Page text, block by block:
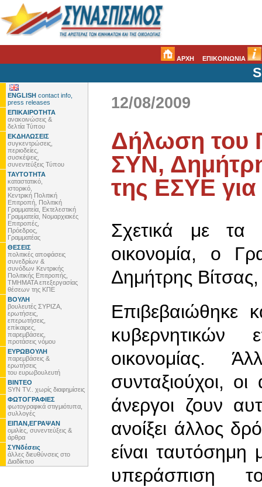
ΑΡΧΗ ΕΠΙΚΟΙΝΩΝΙΑ
ENGLISH contact info,
press releases
ΕΠΙΚΑΙΡΟΤΗΤΑ
ανακοινώσεις &
δελτία Τύπου
ΕΚΔΗΛΩΣΕΙΣ
συγκεντρώσεις,
περιοδείες,
συσκέψεις,
συνεντεύξεις Τύπου
ΤΑΥΤΟΤΗΤΑ
καταστατικό,
ιστορικό,
Κεντρική Πολιτική
Επιτροπή, Πολιτική
Γραμματεία, Εκτελεστική
Γραμματεία, Νομαρχιακές
Επιτροπές,
Πρόεδρος,
Γραμματέας
ΘΕΣΕΙΣ
πολιτικές αποφάσεις
συνεδρίων &
συνόδων Κεντρικής
Πολιτικής Επιτροπής,
ΤΜΗΜΑΤΑ επεξεργασίας
θέσεων της ΚΠΕ
ΒΟΥΛΗ
βουλευτές ΣΥΡΙΖΑ,
ερωτήσεις,
επερωτήσεις,
επίκαιρες,
παρεμβάσεις,
προτάσεις νόμου
ΕΥΡΩΒΟΥΛΗ
παρεμβάσεις &
ερωτήσεις
του ευρωβουλευτή
ΒΙΝΤΕΟ
SYN TV.. χωρίς διαφημίσεις
ΦΩΤΟΓΡΑΦΙΕΣ
φωτογραφικά στιγμιότυπα,
συλλογές
ΕΙΠΑΝ,ΕΓΡΑΨΑΝ
ομιλίες, συνεντεύξεις &
άρθρα
ΣΥΝδέσεις
άλλες διευθύνσεις στο
Διαδίκτυο
12/08/2009
Δήλωση του
ΣΥΝ, Δημήτρη
της ΕΣΥΕ για
Σχετικά με τα
οικονομία, ο
Δημήτρης
Επιβεβαιώθηκε
οικονομίας.
συνταξιούχοι, οι
άνεργοι ζουν
ανοίξει άλλος
είναι ταυτόσημη
υπεράσπιση